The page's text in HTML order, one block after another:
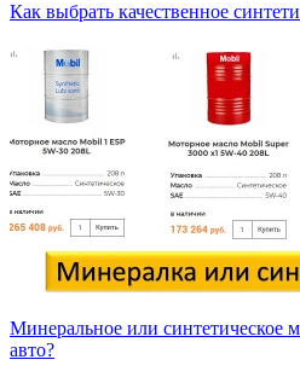
Как выбрать качественное
Минеральное или синтетическое
авто?